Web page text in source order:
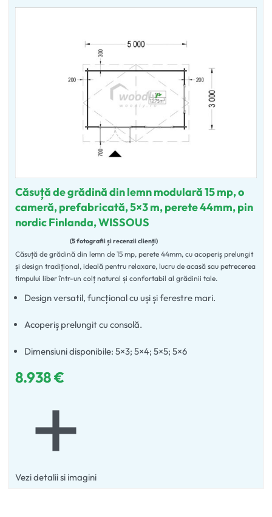
Căsuță de grădină din lemn modulară 15 mp, o
cameră, prefabricată, 5×3 m, perete 44mm, pin
nordic Finlanda, WISSOUS
Evaluat la4.80din 5
5 fotografii și recenzii clienți
Căsuță de grădină din lemn de 15 mp, perete 44mm, cu acoperiș prelungit
și design tradițional, ideală pentru relaxare, lucru de acasă sau petrecerea
timpului liber într-un colț natural și confortabil al grădinii tale.
Design versatil, funcțional cu uși și ferestre mari.
Acoperiș prelungit cu consolă.
Dimensiuni disponibile: 5×3; 5×4; 5×5; 5×6
8.938€
Vezi detalii si imagini